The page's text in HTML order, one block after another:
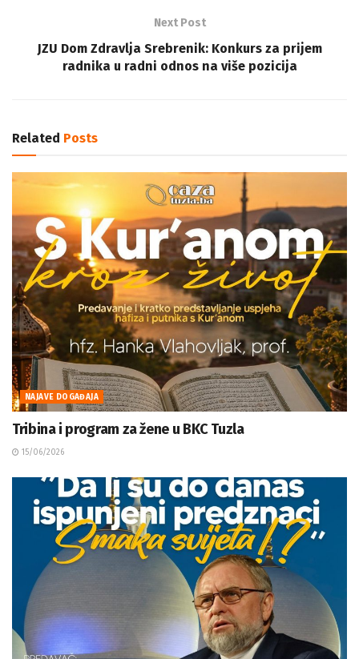
Next Post
JZU Dom Zdravlja Srebrenik: Konkurs za prijem
radnika u radni odnos na više pozicija
Related Posts
NAJAVE DOGAĐAJA
Tribina i program za žene u BKC Tuzla
15/06/2026